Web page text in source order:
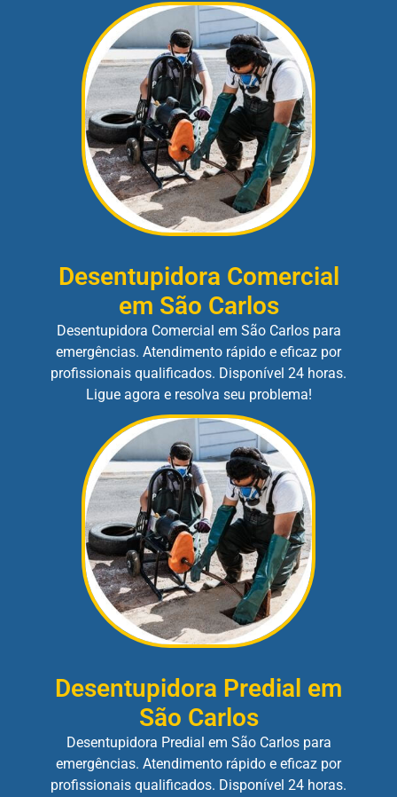
Desentupidora Comercial
em São Carlos
Desentupidora Comercial em São Carlos para
emergências. Atendimento rápido e eficaz por
profissionais qualificados. Disponível 24 horas.
Ligue agora e resolva seu problema!
Desentupidora Predial em
São Carlos
Desentupidora Predial em São Carlos para
emergências. Atendimento rápido e eficaz por
profissionais qualificados. Disponível 24 horas.